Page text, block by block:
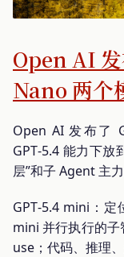
Open AI
Nano 两个
Open AI 发布了
GPT‑5.4 能力下
层”和子 Agent 主力
GPT‑5.4 mini：
mini 并行执行的
use；代码、推理